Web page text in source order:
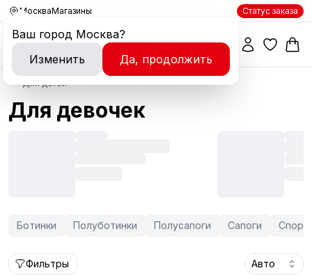
Москва
Ваш город Москва?
Изменить
Да, продолжить
Магазины Статус заказа
Для детей
Для девочек
Ботинки Полуботинки Полусапоги Сапоги
Фильтры Авто